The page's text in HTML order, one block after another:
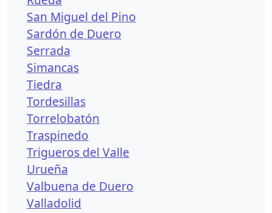
San Miguel del Pino
Sardón de Duero
Serrada
Simancas
Tiedra
Tordesillas
Torrelobatón
Traspinedo
Trigueros del Valle
Urueña
Valbuena de Duero
Valladolid